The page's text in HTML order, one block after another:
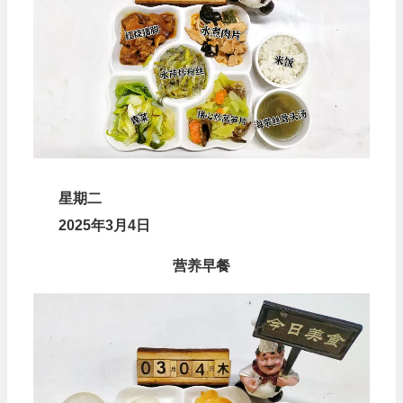
星期二
2025年3月4日
营养早餐